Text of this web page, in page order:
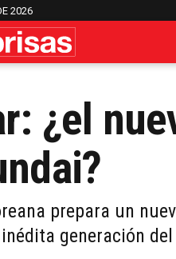
2026
¿el
prepara un
generación